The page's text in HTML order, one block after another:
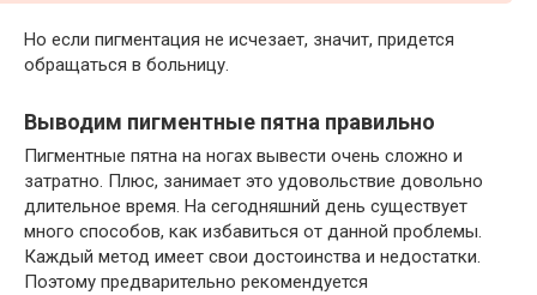
Но если пигментация не исчезает, значит, придется
обращаться в больницу.
Выводим пигментные пятна правильно
Пигментные пятна на ногах вывести очень сложно и
затратно. Плюс, занимает это удовольствие довольно
длительное время. На сегодняшний день существует
много способов, как избавиться от данной проблемы.
Каждый метод имеет свои достоинства и недостатки.
Поэтому предварительно рекомендуется